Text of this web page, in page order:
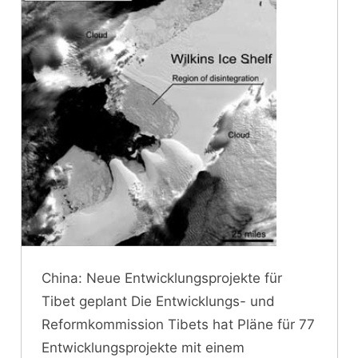
China: Neue Entwicklungsprojekte für
Tibet geplant Die Entwicklungs- und
Reformkommission Tibets hat Pläne für 77
Entwicklungsprojekte mit einem